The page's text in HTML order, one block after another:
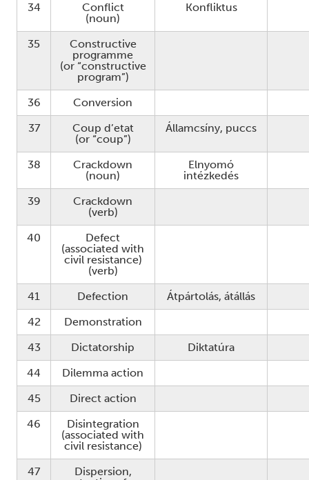
34
Conflict
(noun)
Konfliktus
35
Constructive
programme
(or “constructive
program”)
36
Conversion
37
Coup d’etat
(or “coup”)
Államcsíny, puccs
38
Crackdown
(noun)
Elnyomó
intézkedés
39
Crackdown
(verb)
40
Defect
(associated with
civil resistance)
(verb)
41
Defection
Átpártolás, átállás
42
Demonstration
43
Dictatorship
Diktatúra
44
Dilemma action
45
Direct action
46
Disintegration
(associated with
civil resistance)
47
Dispersion,